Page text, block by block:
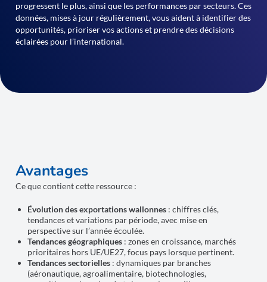
progressent le plus, ainsi que les performances par secteurs. Ces
données, mises à jour régulièrement, vous aident à identifier des
opportunités, prioriser vos actions et prendre des décisions
éclairées pour l’international.
Avantages
Ce que contient cette ressource :
Évolution des exportations wallonnes: chiffres clés,
tendances et variations par période, avec mise en
perspective sur l’année écoulée.
Tendances géographiques: zones en croissance, marchés
prioritaires hors UE/UE27, focus pays lorsque pertinent.
Tendances sectorielles: dynamiques par branches
(aéronautique, agroalimentaire, biotechnologies,